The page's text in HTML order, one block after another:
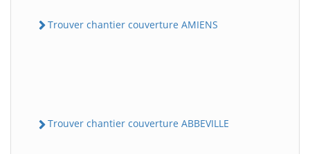
Trouver chantier couverture AMIENS
Trouver chantier couverture ABBEVILLE